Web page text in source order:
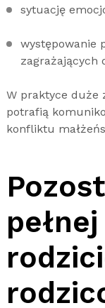
sytuację
występowanie
zagrażających
W praktyce duże
potrafią
konfliktu